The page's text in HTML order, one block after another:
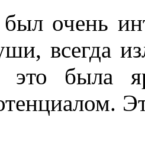
всегда
это была